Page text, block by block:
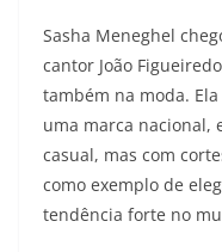
Sasha Meneghel
cantor João
também na moda.
uma marca nacional,
casual, mas com
como exemplo de
tendência forte no